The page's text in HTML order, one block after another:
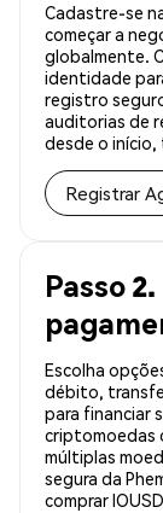
Cadastre-se
começar a
globalmente.
identidade
registro
auditorias de
desde o
Registrar
Passo
Escolha
débito,
para financiar
criptomoedas
múltiplas
segura da
comprar